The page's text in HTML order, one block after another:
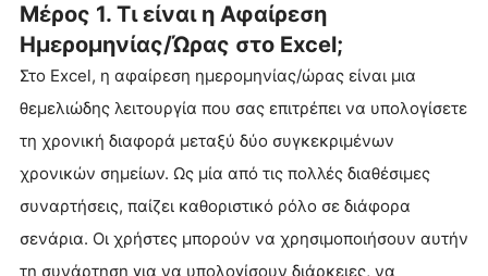
Μέρος 1. Τι είναι η Αφαίρεση
Ημερομηνίας/Ώρας στο Excel;
Στο Excel, η αφαίρεση ημερομηνίας/ώρας είναι μια
θεμελιώδης λειτουργία που σας επιτρέπει να υπολογίσετε
τη χρονική διαφορά μεταξύ δύο συγκεκριμένων
χρονικών σημείων. Ως μία από τις πολλές διαθέσιμες
συναρτήσεις, παίζει καθοριστικό ρόλο σε διάφορα
σενάρια. Οι χρήστες μπορούν να χρησιμοποιήσουν αυτήν
τη συνάρτηση για να υπολογίσουν διάρκειες, να